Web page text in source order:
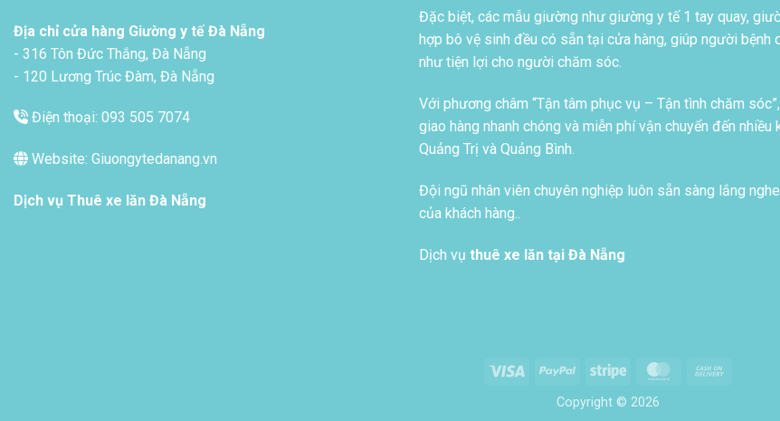
Địa chỉ cửa hàng Giường y tế Đà Nẵng
- 316 Tôn Đức Thắng, Đà Nẵng
- 120 Lương Trúc Đàm, Đà Nẵng
Điện thoại: 093 505 7074
Website: Giuongytedanang.vn
Dịch vụ Thuê xe lăn Đà Nẵng
Đặc biệt, các mẫu giường như giường y tế 1 tay quay,
hợp bô vệ sinh đều có sẵn tại cửa hàng, giúp người bệnh
như tiện lợi cho người chăm sóc.
Với phương châm “Tận tâm phục vụ – Tận tình chăm
giao hàng nhanh chóng và miễn phí vận chuyển đến nhiều
Quảng Trị và Quảng Bình.
Đội ngũ nhân viên chuyên nghiệp luôn sẵn sàng lắng
của khách hàng..
Dịch vụ thuê xe lăn tại Đà Nẵng
Visa PayPal Stripe MasterCard
Copyright © 2026